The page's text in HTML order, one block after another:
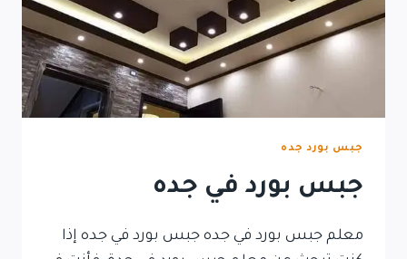
جبس بورد جده
جبس بورد في جده
معلم جبس بورد في جده جبس بورد في جده إذا